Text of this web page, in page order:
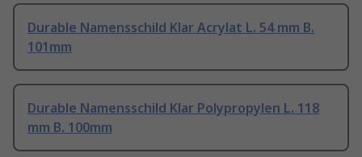
Durable Namensschild Klar Acrylat L. 54 mm B.
101mm
Durable Namensschild Klar Polypropylen L. 118
mm B. 100mm